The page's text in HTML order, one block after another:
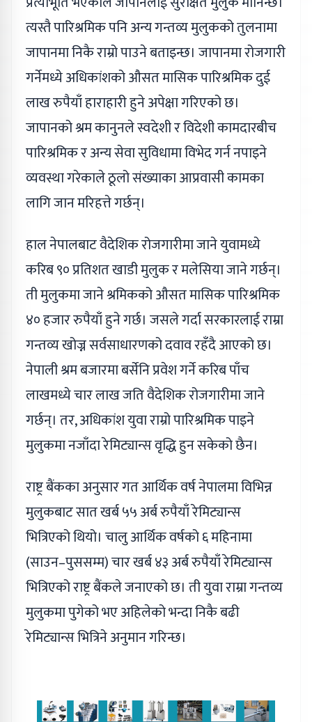
त्यस्तै पारिश्रमिक पनि अन्य गन्तव्य मुलुकको तुलनामा
जापानमा निकै राम्रो पाउने बताइन्छ। जापानमा रोजगारी
गर्नेमध्ये अधिकांशको औसत मासिक पारिश्रमिक दुई
लाख रुपैयाँ हाराहारी हुने अपेक्षा गरिएको छ।
जापानको श्रम कानुनले स्वदेशी र विदेशी कामदारबीच
पारिश्रमिक र अन्य सेवा सुविधामा विभेद गर्न नपाइने
व्यवस्था गरेकाले ठूलो संख्याका आप्रवासी कामका
लागि जान मरिहत्ते गर्छन्।
हाल नेपालबाट वैदेशिक रोजगारीमा जाने युवामध्ये
करिब ९० प्रतिशत खाडी मुलुक र मलेसिया जाने गर्छन्।
ती मुलुकमा जाने श्रमिकको औसत मासिक पारिश्रमिक
४० हजार रुपैयाँ हुने गर्छ। जसले गर्दा सरकारलाई राम्रा
गन्तव्य खोज्न सर्वसाधारणको दवाव रहँदै आएको छ।
नेपाली श्रम बजारमा बर्सेनि प्रवेश गर्ने करिब पाँच
लाखमध्ये चार लाख जति वैदेशिक रोजगारीमा जाने
गर्छन्। तर, अधिकांश युवा राम्रो पारिश्रमिक पाइने
मुलुकमा नजाँदा रेमिट्यान्स वृद्धि हुन सकेको छैन।
राष्ट्र बैंकका अनुसार गत आर्थिक वर्ष नेपालमा विभिन्न
मुलुकबाट सात खर्ब ५५ अर्ब रुपैयाँ रेमिट्यान्स
भित्रिएको थियो। चालु आर्थिक वर्षको ६ महिनामा
(साउन–पुससम्म) चार खर्ब ४३ अर्ब रुपैयाँ रेमिट्यान्स
भित्रिएको राष्ट्र बैंकले जनाएको छ। ती युवा राम्रा गन्तव्य
मुलुकमा पुगेको भए अहिलेको भन्दा निकै बढी
रेमिट्यान्स भित्रिने अनुमान गरिन्छ।